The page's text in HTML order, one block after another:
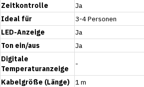
Zeitkontrolle
Ja
Ideal für
3-4 Personen
LED-Anzeige
Ja
Ton ein/aus
Ja
Digitale
Temperaturanzeige
-
Kabelgröße (Länge) 1 m